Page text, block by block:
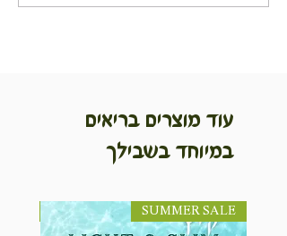
עוד מוצרים בריאים
במיוחד בשבילך
SUMMER SALE